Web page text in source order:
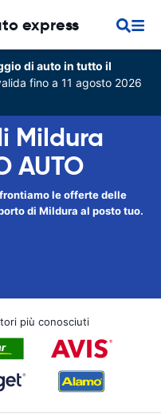
express
di auto in tutto il
fino a 11 agosto 2026
Mildura
AUTO
le offerte delle
di Mildura al posto tuo.
più conosciuti